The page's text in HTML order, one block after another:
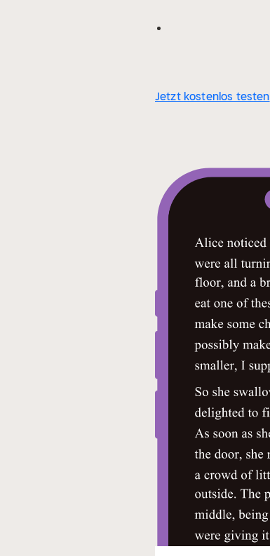
Jetzt kostenlos testen